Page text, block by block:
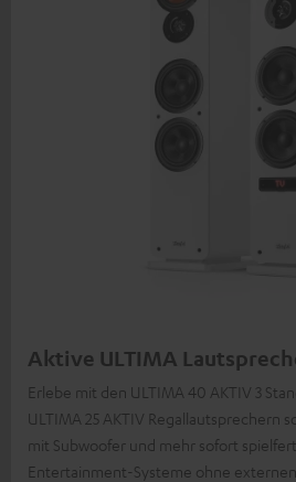
Aktive ULTIMA
Erlebe mit den ULTIMA 40 AKTIV 3
ULTIMA 25 AKTIV Regallautsprechern
mit Subwoofer und mehr sofort
Entertainment-Systeme ohne